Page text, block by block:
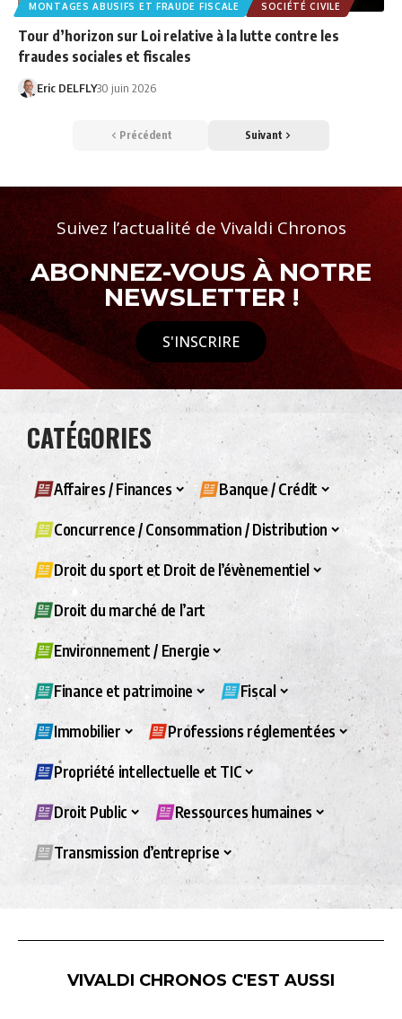
MONTAGES ABUSIFS ET FRAUDE FISCALE
SOCIÉTÉ CIVILE
Tour d’horizon sur Loi relative à la lutte contre les
fraudes sociales et fiscales
Eric DELFLY30 juin 2026
Précédent Suivant
Suivez l’actualité de Vivaldi Chronos
ABONNEZ-VOUS À NOTRE
NEWSLETTER !
S'INSCRIRE
CATÉGORIES
Affaires / Finances Banque / Crédit
Concurrence / Consommation / Distribution
Droit du sport et Droit de l’évènementiel
Droit du marché de l’art
Environnement / Energie
Finance et patrimoine Fiscal
Immobilier Professions réglementées
Propriété intellectuelle et TIC
Droit Public Ressources humaines
Transmission d’entreprise
VIVALDI CHRONOS C'EST AUSSI